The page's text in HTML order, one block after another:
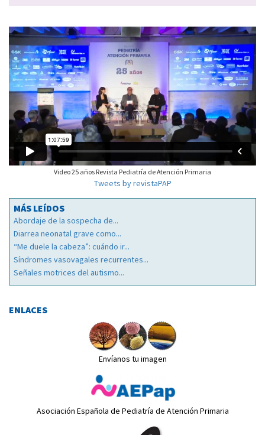
Video 25 años Revista Pediatría de Atención Primaria
Tweets by revistaPAP
MÁS LEÍDOS
Abordaje de la sospecha de...
Diarrea neonatal grave como...
“Me duele la cabeza”: cuándo ir...
Síndromes vasovagales recurrentes...
Señales motrices del autismo...
ENLACES
Envíanos tu imagen
Asociación Española de Pediatría de Atención Primaria